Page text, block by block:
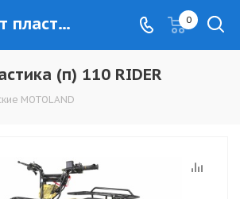
Комплект пластика (п) 110 RIDER - www.kovrovec.ru 0
(п) 110 RIDER
MOTOLAND